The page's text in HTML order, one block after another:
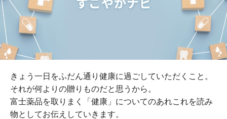
きょう一日をふだん通り健康に過ごしていただくこと。
それが何よりの贈りものだと思うから。
富士薬品を取りまく「健康」についてのあれこれを読み
物としてお伝えしていきます。